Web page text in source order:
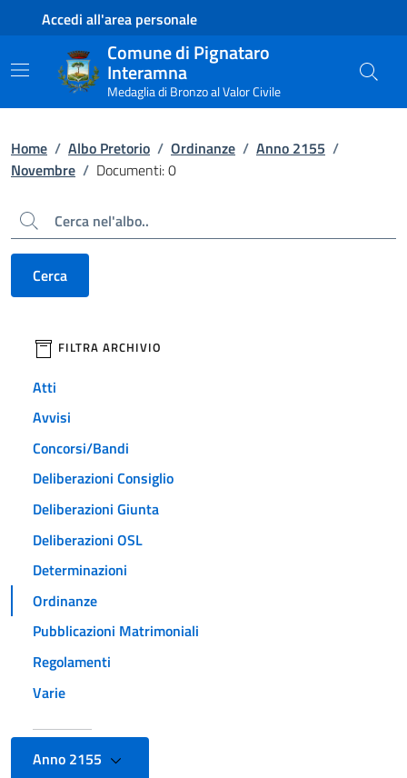
Contenuto principale
Piede di paginaAccedi all'area personale
Comune di Pignataro
Interamna
Medaglia di Bronzo al Valor Civile
Home / Albo Pretorio / Ordinanze / Anno 2155 /
Novembre / Documenti: 0
Cerca
Cerca
filtri da applicare
FILTRA ARCHIVIO
Atti
Avvisi
Concorsi/Bandi
Deliberazioni Consiglio
Deliberazioni Giunta
Deliberazioni OSL
Determinazioni
Ordinanze
Pubblicazioni Matrimoniali
Regolamenti
Varie
Anno 2155